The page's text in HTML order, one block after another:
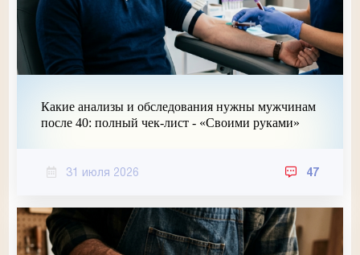
Какие анализы и обследования нужны мужчинам
после 40: полный чек-лист - «Своими руками»
31 июля 2026 47